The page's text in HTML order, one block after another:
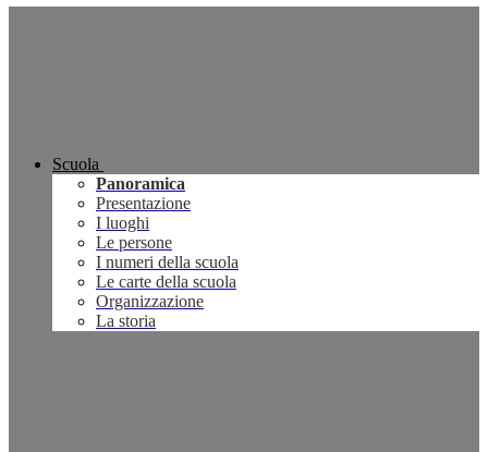
Scuola
Panoramica
Presentazione
I luoghi
Le persone
I numeri della scuola
Le carte della scuola
Organizzazione
La storia